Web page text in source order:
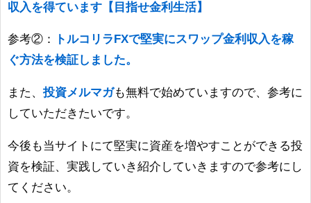
収入を得ています【目指せ金利生活】
参考②：
トルコリラFXで堅実にスワップ金利収入を稼
ぐ方法を検証しました。
また、 投資メルマガも無料で始めていますので、参考に
していただきたいです。
今後も当サイトにて堅実に資産を増やすことができる投
資を検証、実践していき紹介していきますので参考にし
てください。